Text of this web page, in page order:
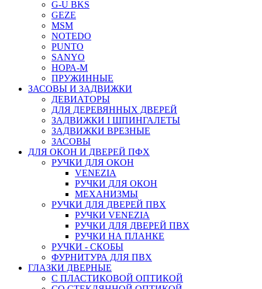
G-U BKS
GEZE
MSM
NOTEDO
PUNTO
SANYO
НОРА-М
ПРУЖИННЫЕ
ЗАСОВЫ И ЗАДВИЖКИ
ДЕВИАТОРЫ
ДЛЯ ДЕРЕВЯННЫХ ДВЕРЕЙ
ЗАДВИЖКИ I ШПИНГАЛЕТЫ
ЗАДВИЖКИ ВРЕЗНЫЕ
ЗАСОВЫ
ДЛЯ ОКОН И ДВЕРЕЙ ПФХ
РУЧКИ ДЛЯ ОКОН
VENEZIA
РУЧКИ ДЛЯ ОКОН
МЕХАНИЗМЫ
РУЧКИ ДЛЯ ДВЕРЕЙ ПВХ
РУЧКИ VENEZIA
РУЧКИ ДЛЯ ДВЕРЕЙ ПВХ
РУЧКИ НА ПЛАНКЕ
РУЧКИ - СКОБЫ
ФУРНИТУРА ДЛЯ ПВХ
ГЛАЗКИ ДВЕРНЫЕ
С ПЛАСТИКОВОЙ ОПТИКОЙ